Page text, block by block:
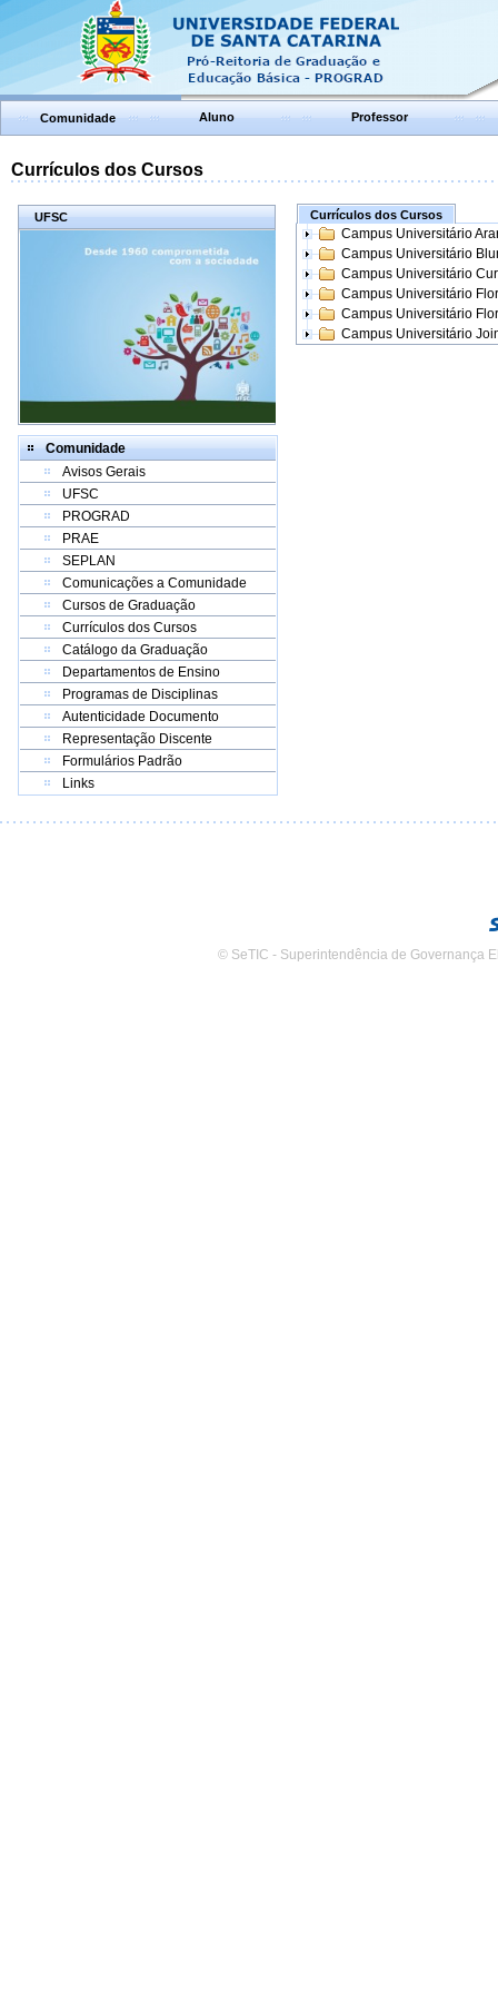
Comunidade Aluno Professor
Currículos dos Cursos
UFSC
Comunidade
Avisos Gerais
UFSC
PROGRAD
PRAE
SEPLAN
Comunicações a Comunidade
Cursos de Graduação
Currículos dos Cursos
Catálogo da Graduação
Departamentos de Ensino
Programas de Disciplinas
Autenticidade Documento
Representação Discente
Formulários Padrão
Links
Currículos dos Cursos
Campus Universitário
Campus Universitário
Campus Universitário
Campus Universitário
Campus Universitário
Campus Universitário
© SeTIC - Superintendência de Governança